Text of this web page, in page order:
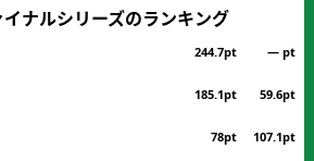
ナルシリーズのランキング
244.7pt ― pt
185.1pt 59.6pt
78pt 107.1pt